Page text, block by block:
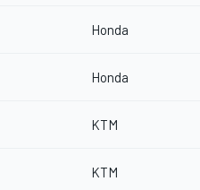
Honda
Honda
KTM
KTM